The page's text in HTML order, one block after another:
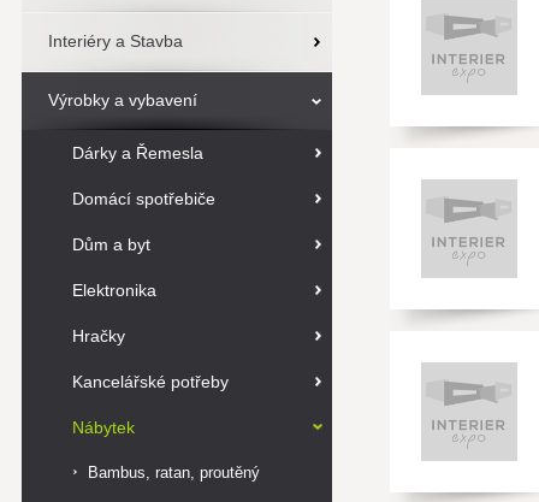
Interiéry a Stavba
Výrobky a vybavení
Dárky a Řemesla
Domácí spotřebiče
Dům a byt
Elektronika
Hračky
Kancelářské potřeby
Nábytek
Bambus, ratan, proutěný